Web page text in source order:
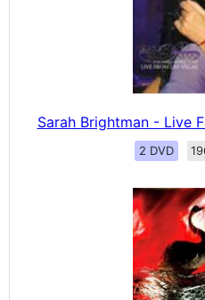
Sarah Brightman - Live
2 DVD